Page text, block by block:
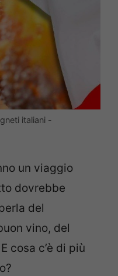
italiani -
un viaggio
dovrebbe
del
vino, del
cosa c’è di più